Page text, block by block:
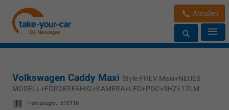
Anrufen
Volkswagen Caddy Maxi Style PHEV Maxi+NEUES
MODELL+FÖRDERFÄHIG+KAMERA+LED+PDC+SHZ+17LM
Fahrzeugnr.: 510116